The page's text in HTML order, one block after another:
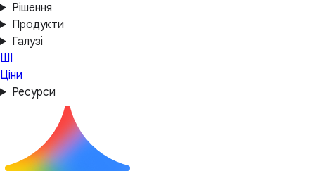
Рішення
Продукти
Галузі
ШІ
Ціни
Ресурси